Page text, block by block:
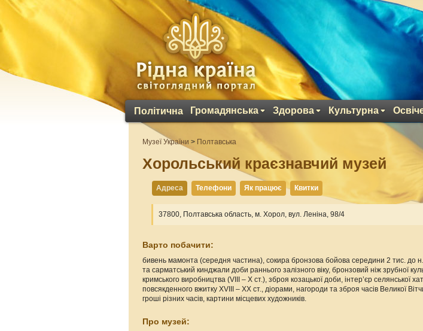
Політична Громадянська Здорова Культурна
Музеї України > Полтавська
Хорольський краєзнавчий музей
Адреса Телефони Як працює Квитки
37800, Полтавська область, м. Хорол, вул. Леніна, 98/4
Варто побачити:
бивень мамонта (середня частина), сокира бронзова бойова середини 2 тис. до н.
та сарматський кинджали доби раннього залізного віку, бронзовий ніж зрубної
кримського виробництва (VІІІ – Х ст.), зброя козацької доби, інтер’єр селянської
повсякденного вжитку ХVІІІ – ХХ ст., діорами, нагороди та зброя часів Великої
гроші різних часів, картини місцевих художників.
Про музей: